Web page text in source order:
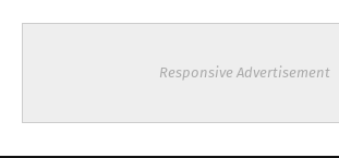
Responsive Advertisement